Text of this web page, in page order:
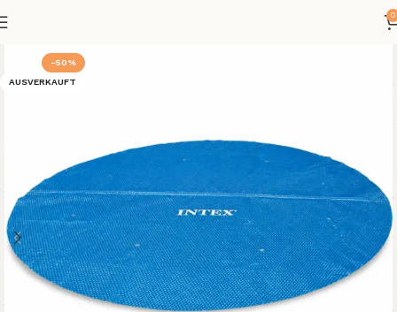
0
-50%
AUSVERKAUFT